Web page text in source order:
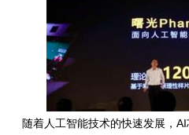
随着人工智能技术的快速发展，